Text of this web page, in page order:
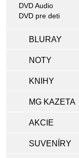
DVD Audio
DVD pre deti
BLURAY
NOTY
KNIHY
MG KAZETA
AKCIE
SUVENÍRY